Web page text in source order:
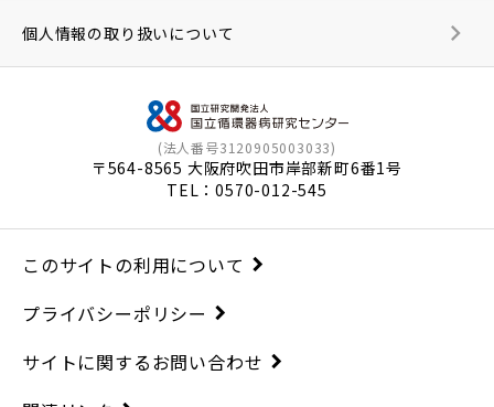
(法人番号3120905003033)
〒564-8565 大阪府吹田市岸部新町6番1号
TEL：0570-012-545
個人情報の取り扱いについて
このサイトの利用について
プライバシーポリシー
サイトに関するお問い合わせ